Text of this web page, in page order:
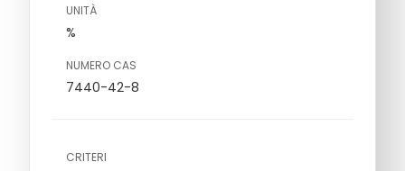
UNITÀ
%
NUMERO CAS
7440-42-8
CRITERI